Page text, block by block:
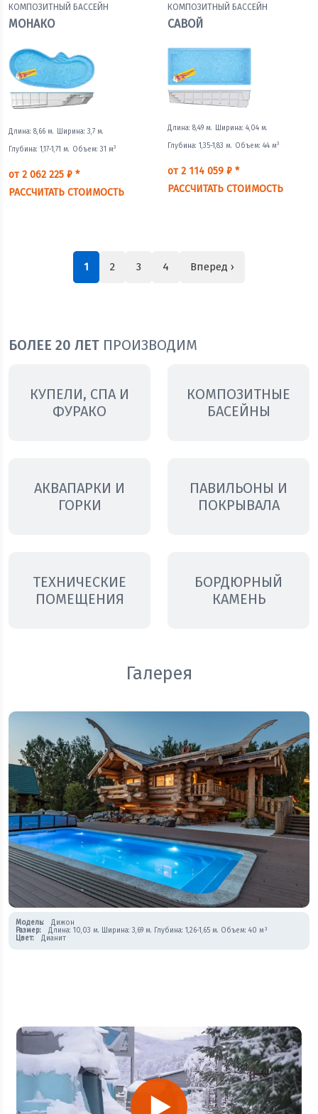
КОМПОЗИТНЫЙ БАССЕЙН
МОНАКО
Длина: 8,66 м. Ширина: 3,7 м.
Глубина: 1,17-1,71 м. Объем: 31 м3
от 2 062 225 ₽ *
РАССЧИТАТЬ СТОИМОСТЬ
КОМПОЗИТНЫЙ БАССЕЙН
САВОЙ
Длина: 8,49 м. Ширина: 4,04 м.
Глубина: 1,35-1,83 м. Объем: 44 м3
от 2 114 059 ₽ *
РАССЧИТАТЬ СТОИМОСТЬ
1 2 3 4 Вперед ›
БОЛЕЕ 20 ЛЕТ ПРОИЗВОДИМ
КУПЕЛИ, СПА И
ФУРАКО
КОМПОЗИТНЫЕ
БАСЕЙНЫ
АКВАПАРКИ И
ГОРКИ
ПАВИЛЬОНЫ И
ПОКРЫВАЛА
ТЕХНИЧЕСКИЕ
ПОМЕЩЕНИЯ
БОРДЮРНЫЙ
КАМЕНЬ
Галерея
Модель:
Дижон
Размер:
Длина: 10,03 м. Ширина: 3,69 м. Глубина: 1,26-1,65 м. Объем: 40 м³
Цвет:
Дианит